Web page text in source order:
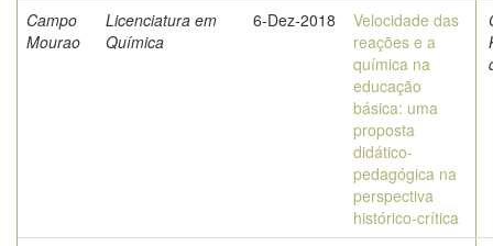
Campo
Mourao
Licenciatura em
Química
6-Dez-2018
Velocidade das
reações e a
química na
educação
básica: uma
proposta
didático-
pedagógica na
perspectiva
histórico-crítica